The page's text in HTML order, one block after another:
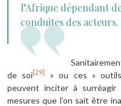
l’Afrique dépendant
conduites des acteurs.
de soi [29] » ou ces «
peuvent inciter à surréagir
mesures que l’on sait être